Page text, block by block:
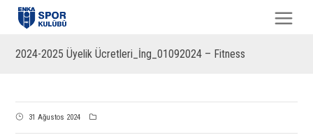
2024-2025 Üyelik Ücretleri_İng_01092024 – Fitness
31 Ağustos 2024